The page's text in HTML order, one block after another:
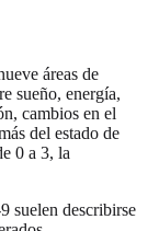
áreas de
sueño, energía,
cambios en el
del estado de
0 a 3, la
suelen describirse